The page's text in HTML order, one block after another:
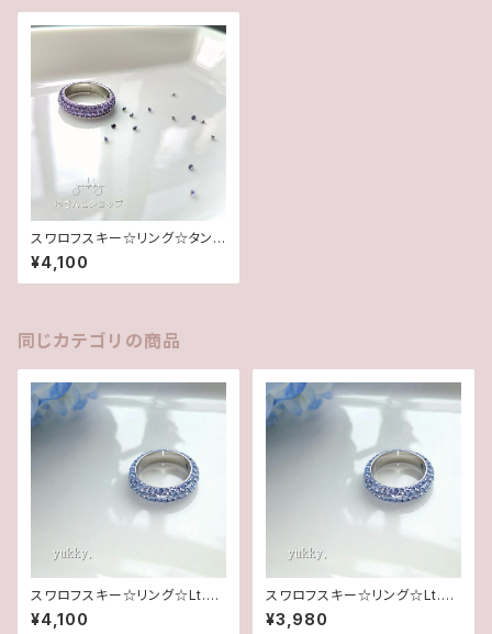
スワロフスキー☆リング☆タン
ザナイト(11.5号)
¥4,100
同じカテゴリの商品
スワロフスキー☆リング☆Lt.サ
ファイヤ(16.5号)
¥4,100
スワロフスキー☆リング☆Lt.サ
ファイヤ(11.5号)
¥3,980